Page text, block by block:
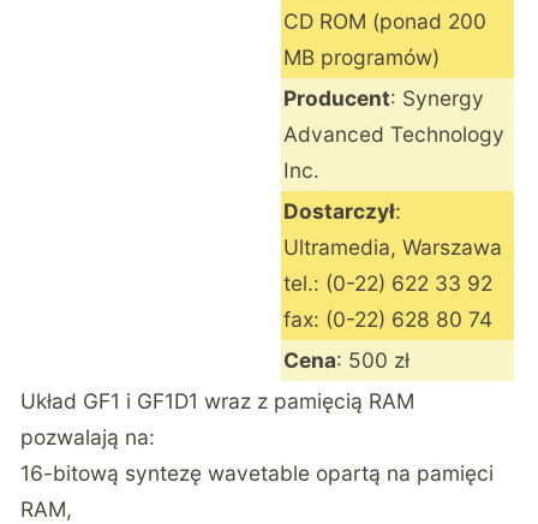
CD ROM (ponad 200
MB programów)
Producent: Synergy
Advanced Technology
Inc.
Dostarczył:
Ultramedia, Warszawa
tel.: (0-22) 622 33 92
fax: (0-22) 628 80 74
Cena: 500 zł
Układ GF1 i GF1D1 wraz z pamięcią RAM
pozwalają na:
16-bitową syntezę wavetable opartą na pamięci
RAM,